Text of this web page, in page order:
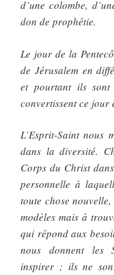
d’une colombe,
don de prophétie.
Le jour de la
de Jérusalem en
et pourtant ils sont
convertissent ce jour
L’Esprit-Saint nous
dans la diversité.
Corps du Christ
personnelle à
toute chose
modèles mais à
qui répond aux
nous donnent les
inspirer ; ils ne